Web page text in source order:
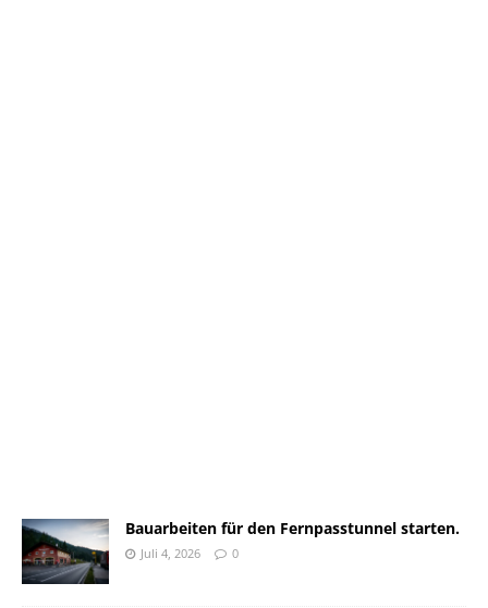
Bauarbeiten für den Fernpasstunnel starten.
Juli 4, 2026 0